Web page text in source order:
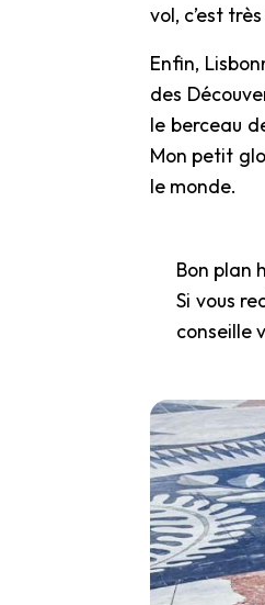
vol, c’est
Enfin,
des
le berceau
Mon petit
le monde.
Bon plan
Si vous
conseille